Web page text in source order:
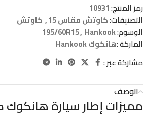
رمز المنتج:10931
التصنيفات:كاوتش مقاس 15 , كاوتش
الوسوم:
195/60R15, Hankook
الماركة :هانكوك Hankook
مشاركة عبر :
الوصف
مميزات إطار سيارة